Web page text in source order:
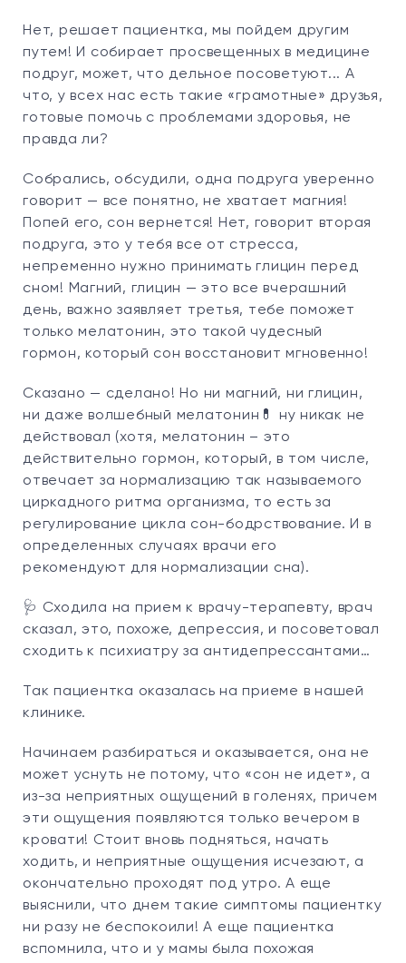
Нет, решает пациентка, мы пойдем другим
путем! И собирает просвещенных в медицине
подруг, может, что дельное посоветуют... А
что, у всех нас есть такие «грамотные» друзья,
готовые помочь с проблемами здоровья, не
правда ли?
Собрались, обсудили, одна подруга уверенно
говорит — все понятно, не хватает магния!
Попей его, сон вернется! Нет, говорит вторая
подруга, это у тебя все от стресса,
непременно нужно принимать глицин перед
сном! Магний, глицин — это все вчерашний
день, важно заявляет третья, тебе поможет
только мелатонин, это такой чудесный
гормон, который сон восстановит мгновенно!
Сказано — сделано! Но ни магний, ни глицин,
ни даже волшебный мелатонин💊 ну никак не
действовал (хотя, мелатонин – это
действительно гормон, который, в том числе,
отвечает за нормализацию так называемого
циркадного ритма организма, то есть за
регулирование цикла сон-бодрствование. И в
определенных случаях врачи его
рекомендуют для нормализации сна).
🩺 Сходила на прием к врачу-терапевту, врач
сказал, это, похоже, депрессия, и посоветовал
сходить к психиатру за антидепрессантами…
Так пациентка оказалась на приеме в нашей
клинике.
Начинаем разбираться и оказывается, она не
может уснуть не потому, что «сон не идет», а
из-за неприятных ощущений в голенях, причем
эти ощущения появляются только вечером в
кровати! Стоит вновь подняться, начать
ходить, и неприятные ощущения исчезают, а
окончательно проходят под утро. А еще
выяснили, что днем такие симптомы пациентку
ни разу не беспокоили! А еще пациентка
вспомнила, что и у мамы была похожая